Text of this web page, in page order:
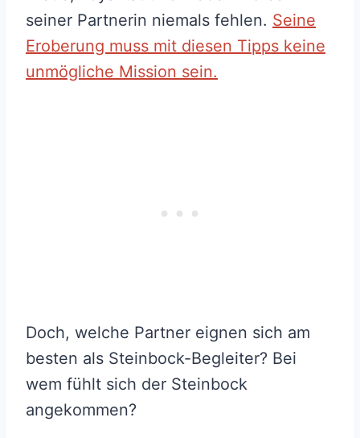
seiner Partnerin niemals fehlen. Seine
Eroberung muss mit diesen Tipps keine
unmögliche Mission sein.
Doch, welche Partner eignen sich am
besten als Steinbock-Begleiter? Bei
wem fühlt sich der Steinbock
angekommen?